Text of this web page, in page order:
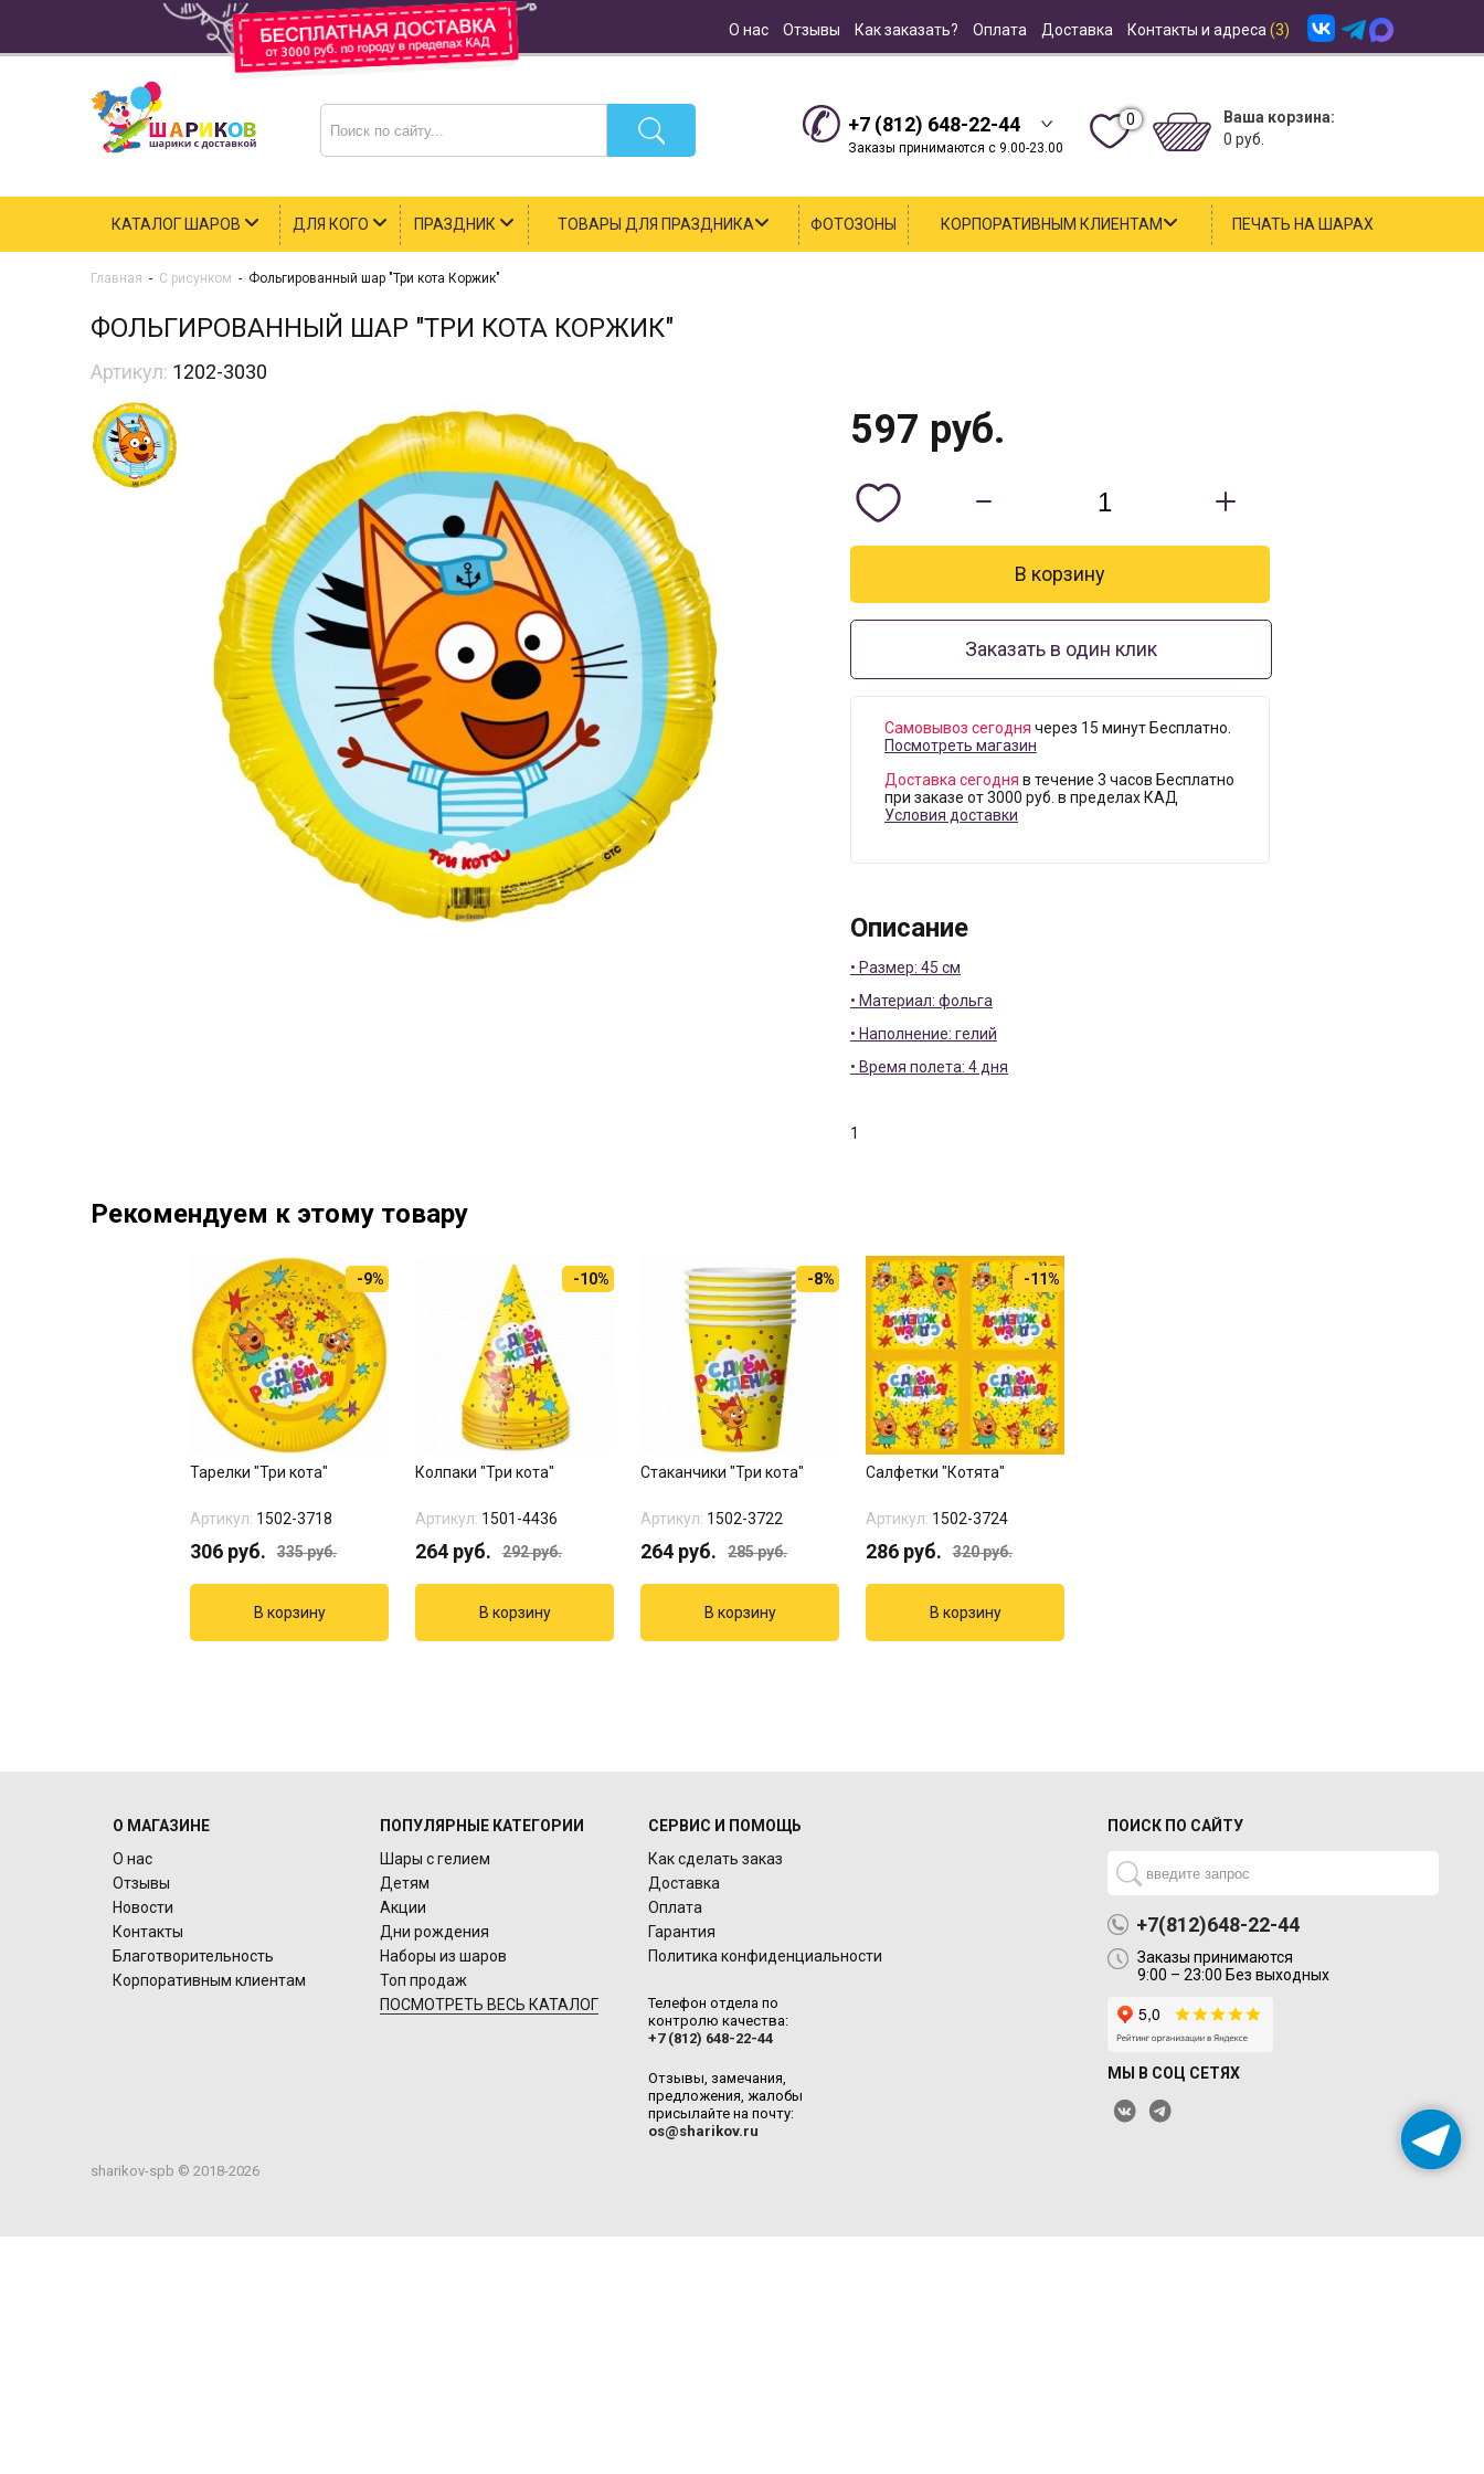
О нас Отзывы Как заказать? Оплата Доставка Контакты и адреса (3)
+7 (812) 648-22-44
Заказы принимаются с 9.00-23.00
0
Ваша корзина:
0 руб.
КАТАЛОГ ШАРОВ ДЛЯ КОГО ПРАЗДНИК ТОВАРЫ ДЛЯ ПРАЗДНИКА ФОТОЗОНЫ КОРПОРАТИВНЫМ КЛИЕНТАМ ПЕЧАТЬ НА ШАРАХ
Главная - С рисунком - Фольгированный шар "Три кота Коржик"
ФОЛЬГИРОВАННЫЙ ШАР "ТРИ КОТА КОРЖИК"
Артикул: 1202-3030
597 руб.
Заказать в один клик
Самовывоз сегодня через 15 минут Бесплатно.
Посмотреть магазин
Доставка сегодня в течение 3 часов Бесплатно
при заказе от 3000 руб. в пределах КАД
Условия доставки
Описание
• Размер: 45 см
• Материал: фольга
• Наполнение: гелий
• Время полета: 4 дня
1
Рекомендуем к этому товару
-9%
Тарелки "Три кота"
Артикул: 1502-3718
306 руб. 335руб.
-10%
Колпаки "Три кота"
Артикул: 1501-4436
264 руб. 292руб.
-8%
Стаканчики "Три кота"
Артикул: 1502-3722
264 руб. 285руб.
-11%
Салфетки "Котята"
Артикул: 1502-3724
286 руб. 320руб.
О МАГАЗИНЕ
О нас
Отзывы
Новости
Контакты
Благотворительность
Корпоративным клиентам
ПОПУЛЯРНЫЕ КАТЕГОРИИ
Шары с гелием
Детям
Акции
Дни рождения
Наборы из шаров
Топ продаж
ПОСМОТРЕТЬ ВЕСЬ КАТАЛОГ
СЕРВИС И ПОМОЩЬ
Как сделать заказ
Доставка
Оплата
Гарантия
Политика конфиденциальности
Телефон отдела по
контролю качества:
+7 (812) 648-22-44
Отзывы, замечания,
предложения, жалобы
присылайте на почту:
os@sharikov.ru
ПОИСК ПО САЙТУ
+7(812)648-22-44
Заказы принимаются
9:00 – 23:00 Без выходных
МЫ В СОЦ СЕТЯХ
sharikov-spb © 2018-2026